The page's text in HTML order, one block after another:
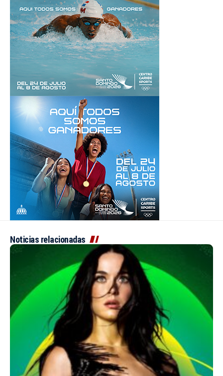
Noticias relacionadas